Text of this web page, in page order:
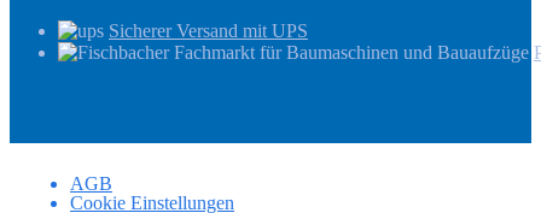
Sicherer Versand mit UPS
AGB
Cookie Einstellungen